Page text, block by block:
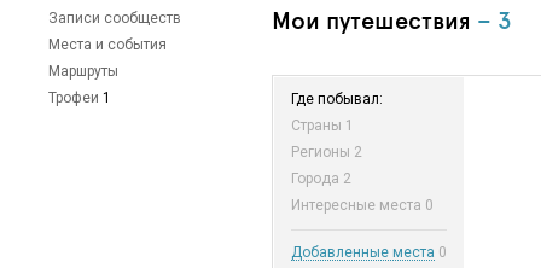
Записи сообществ
Места и события
Маршруты
Трофеи 1
Мои путешествия – 3
Где побывал:
Страны 1
Регионы 2
Города 2
Интересные места 0
Добавленные места 0